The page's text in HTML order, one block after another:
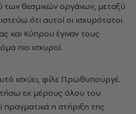
των θεσμικών οργάνων, μεταξύ
ότι αυτοί οι ισχυρότατοι
και Κύπρου έγιναν τους
πιο ισχυροί.
ισχύει, φίλε Πρωθυπουργέ.
εκ μέρους όλου του
πραγματικά η στήριξη της